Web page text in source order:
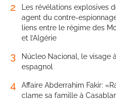
2
Les révélations explosives
agent du contre-
liens entre le régime des
et l’Algérie
3
Núcleo Nacional, le visage
espagnol
4
Affaire Abderrahim Fakir:
clame sa famille à